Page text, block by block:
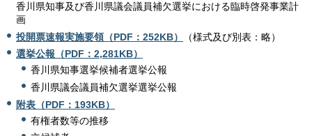
香川県知事及び香川県議会議員補欠選挙における臨時啓発事業計
画
投開票速報実施要領（PDF：252KB）
（様式及び別表：略）
選挙公報（PDF：2,281KB）
香川県知事選挙候補者選挙公報
香川県議会議員補欠選挙選挙公報
附表（PDF：193KB）
有権者数等の推移